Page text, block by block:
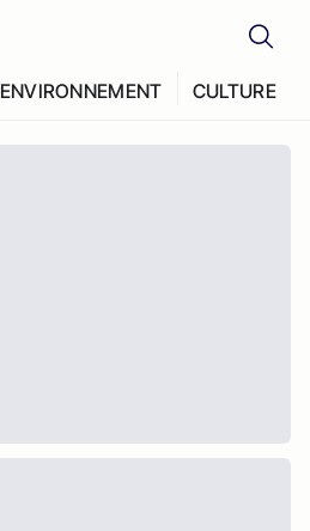
ENVIRONNEMENT CULTURE